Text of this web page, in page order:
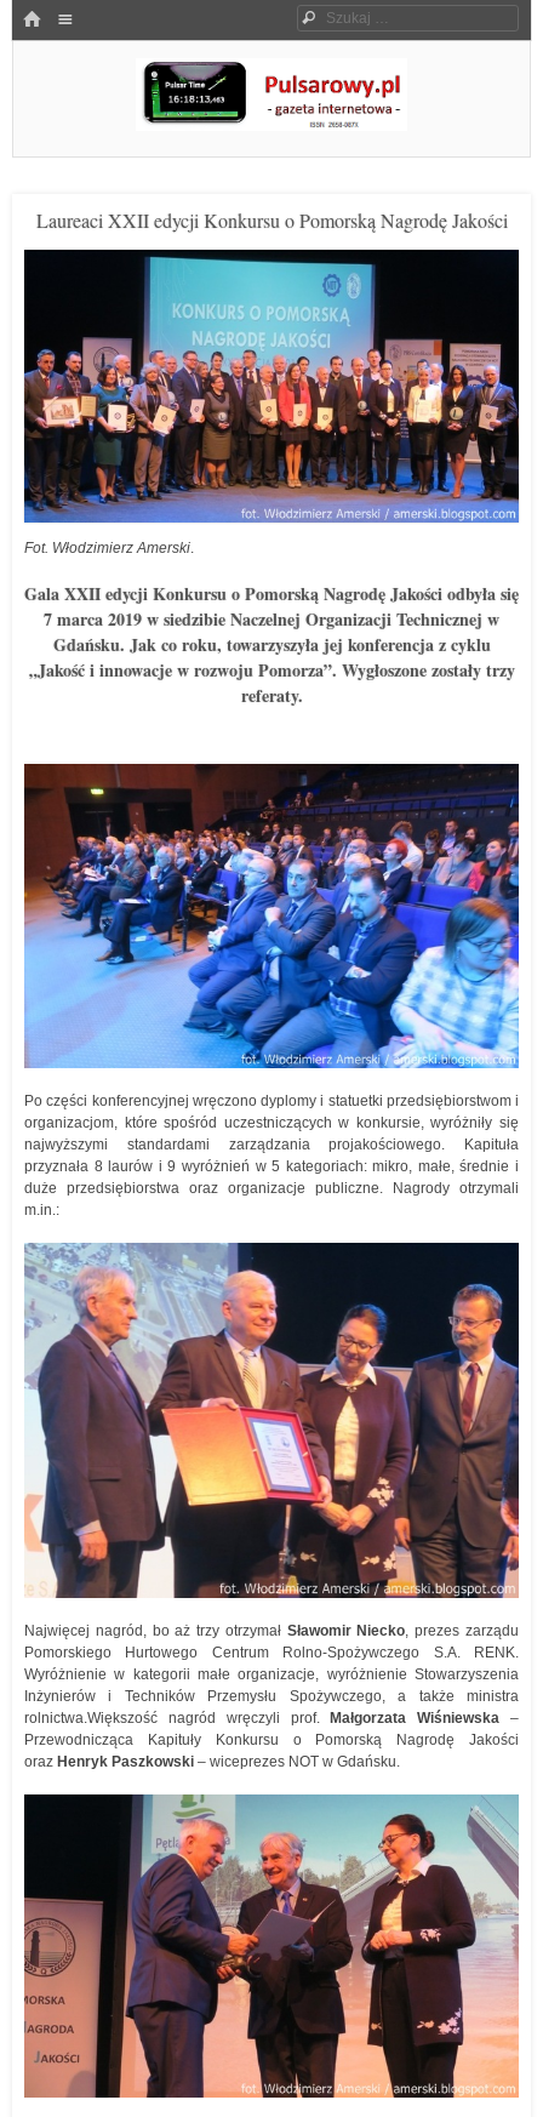
HOME Szukaj
Pulsarowy.pl
Laureaci XXII edycji Konkursu o Pomorską Nagrodę Jakości
Fot. Włodzimierz Amerski.
Gala XXII edycji Konkursu o Pomorską Nagrodę Jakości odbyła się
7 marca 2019 w siedzibie Naczelnej Organizacji Technicznej w
Gdańsku. Jak co roku, towarzyszyła jej konferencja z cyklu
„Jakość i innowacje w rozwoju Pomorza”. Wygłoszone zostały trzy
referaty.
Po części konferencyjnej wręczono dyplomy i statuetki przedsiębiorstwom i
organizacjom, które spośród uczestniczących w konkursie, wyróżniły się
najwyższymi standardami zarządzania projakościowego. Kapituła
przyznała 8 laurów i 9 wyróżnień w 5 kategoriach: mikro, małe, średnie i
duże przedsiębiorstwa oraz organizacje publiczne. Nagrody otrzymali
m.in.:
Najwięcej nagród, bo aż trzy otrzymał Sławomir Niecko, prezes zarządu
Pomorskiego Hurtowego Centrum Rolno-Spożywczego S.A. RENK.
Wyróżnienie w kategorii małe organizacje, wyróżnienie Stowarzyszenia
Inżynierów i Techników Przemysłu Spożywczego, a także ministra
rolnictwa.Większość nagród wręczyli prof. Małgorzata Wiśniewska –
Przewodnicząca Kapituły Konkursu o Pomorską Nagrodę Jakości
oraz Henryk Paszkowski – wiceprezes NOT w Gdańsku.